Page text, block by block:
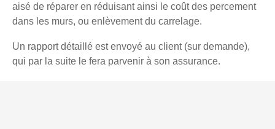
aisé de réparer en réduisant ainsi le coût des percement
dans les murs, ou enlèvement du carrelage.
Un rapport détaillé est envoyé au client (sur demande),
qui par la suite le fera parvenir à son assurance.